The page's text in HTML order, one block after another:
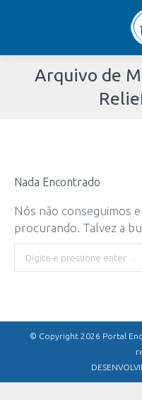
Arquivo de
Nada Encontrado
Nós não conseguimos
procurando. Talvez a
Buscar
© Copyright 2026 Portal